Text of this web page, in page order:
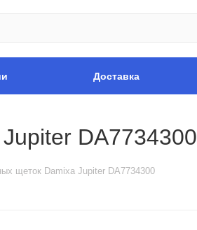
Доставка
DA7734300
щеток Damixa Jupiter DA7734300